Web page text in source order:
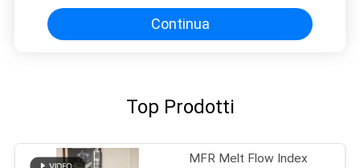
Continua
Top Prodotti
MFR Melt Flow Index